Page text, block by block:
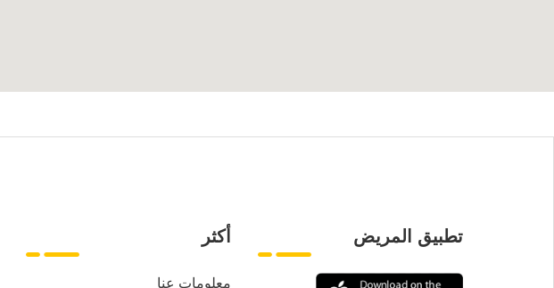
أكثر
معلومات عنا
تطبيق المريض